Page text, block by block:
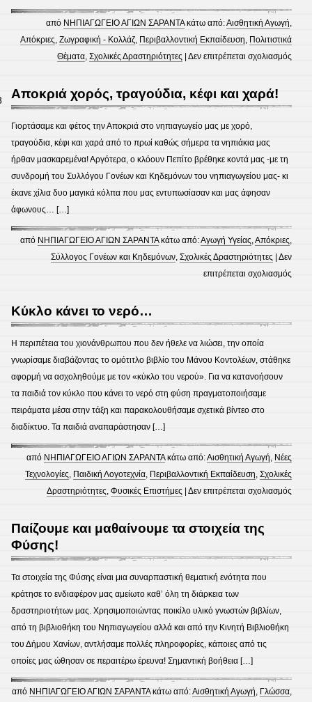
από ΝΗΠΙΑΓΩΓΕΙΟ ΑΓΙΩΝ ΣΑΡΑΝΤΑκάτω από:Αισθητική Αγωγή,
Απόκριες,Ζωγραφική - Κολλάζ, Περιβαλλοντική Εκπαίδευση, Πολιτιστικά
Θέματα,Σχολικές Δραστηριότητες |Δεν επιτρέπεται σχολιασμός
Αποκριά χορός, τραγούδια, κέφι και χαρά!
Γιορτάσαμε και φέτος την Αποκριά στο νηπιαγωγείο μας με χορό,
τραγούδια, κέφι και χαρά από το πρωί καθώς σήμερα τα νηπιάκια μας
ήρθαν μασκαρεμένα! Αργότερα, ο κλόουν Πεπίτο βρέθηκε κοντά μας -με τη
συνδρομή του Συλλόγου Γονέων και Κηδεμόνων του νηπιαγωγείου μας- κι
έκανε χίλια δυο μαγικά κόλπα που μας εντυπωσίασαν και μας άφησαν
άφωνους… […]
από ΝΗΠΙΑΓΩΓΕΙΟ ΑΓΙΩΝ ΣΑΡΑΝΤΑκάτω από:Αγωγή Υγείας,Απόκριες,
Σύλλογος Γονέων και Κηδεμόνων,Σχολικές Δραστηριότητες |Δεν
επιτρέπεται σχολιασμός
Κύκλο κάνει το νερό…
Η περιπέτεια του χιονάνθρωπου που δεν ήθελε να λιώσει, την οποία
γνωρίσαμε διαβάζοντας το ομότιτλο βιβλίο του Μάνου Κοντολέων, στάθηκε
αφορμή να ασχοληθούμε με τον «κύκλο του νερού». Για να κατανοήσουν
τα παιδιά τον κύκλο που κάνει το νερό στη φύση πραγματοποιήσαμε
πειράματα μέσα στην τάξη και παρακολουθήσαμε σχετικά βίντεο στο
διαδίκτυο. Τα παιδιά αναπαράστησαν […]
από ΝΗΠΙΑΓΩΓΕΙΟ ΑΓΙΩΝ ΣΑΡΑΝΤΑκάτω από:Αισθητική Αγωγή, Νέες
Τεχνολoγίες, Παιδική Λογοτεχνία, Περιβαλλοντική Εκπαίδευση,Σχολικές
Δραστηριότητες,Φυσικές Επιστήμες |Δεν επιτρέπεται σχολιασμός
Παίζουμε και μαθαίνουμε τα στοιχεία της
Φύσης!
Τα στοιχεία της Φύσης είναι μια συναρπαστική θεματική ενότητα που
κράτησε το ενδιαφέρον μας αμείωτο καθ’ όλη τη διάρκεια των
δραστηριοτήτων μας. Χρησιμοποιώντας ποικίλο υλικό γνωστών βιβλίων,
από τη βιβλιοθήκη του Νηπιαγωγείου αλλά και από την Κινητή Βιβλιοθήκη
του Δήμου Χανίων, αντλήσαμε πολλές πληροφορίες, κάποιες από τις
οποίες μας ώθησαν σε περαιτέρω έρευνα! Σημαντική βοήθεια […]
από ΝΗΠΙΑΓΩΓΕΙΟ ΑΓΙΩΝ ΣΑΡΑΝΤΑκάτω από:Αισθητική Αγωγή, Γλώσσα,